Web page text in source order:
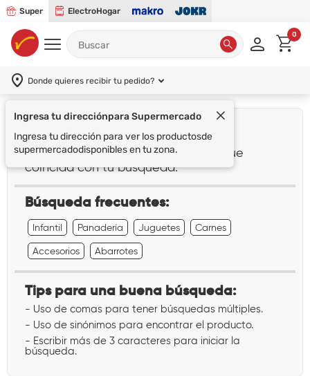
Super ElectroHogar
0
Donde quieres recibir tu pedido?
Ingresa tu direcciónpara Supermercado
Ingresa tu dirección para ver los productosde
supermercadodisponibles en tu zona.
¡Lo sentimos!
No encontramos ningún resultado que
coincida con tu búsqueda:""
Búsqueda frecuentes:
Infantil Panadería Juguetes Carnes
Accesorios Abarrotes
Tips para una buena búsqueda:
- Uso de comas para tener búsquedas múltiples.
- Uso de sinónimos para encontrar el producto.
- Escribir más de 3 caracteres para iniciar la
búsqueda.